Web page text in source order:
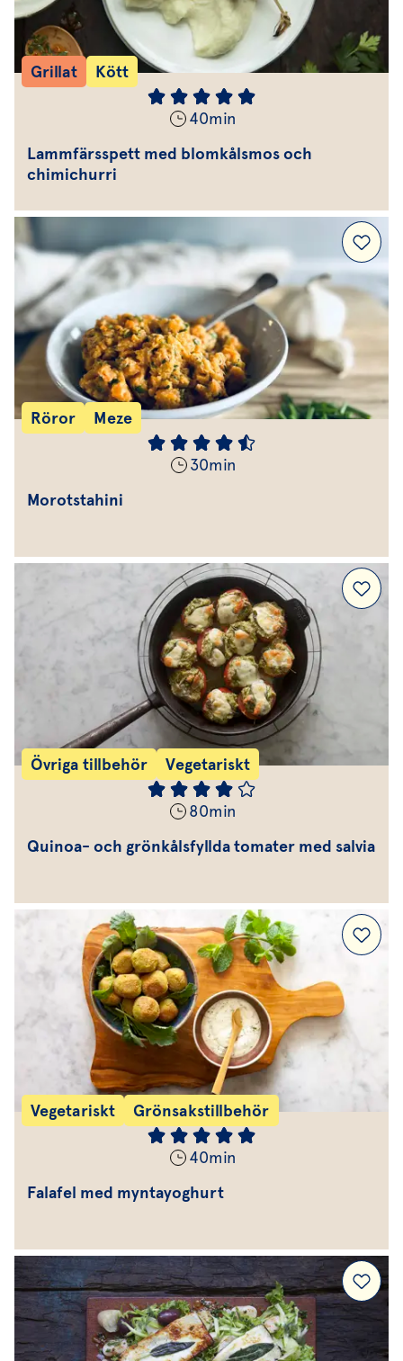
Grillat Kött
40min
Lammfärsspett med blomkålsmos och
chimichurri
Röror Meze
30min
Morotstahini
Övriga tillbehör Vegetariskt
80min
Quinoa- och grönkålsfyllda tomater med salvia
Vegetariskt Grönsakstillbehör
40min
Falafel med myntayoghurt